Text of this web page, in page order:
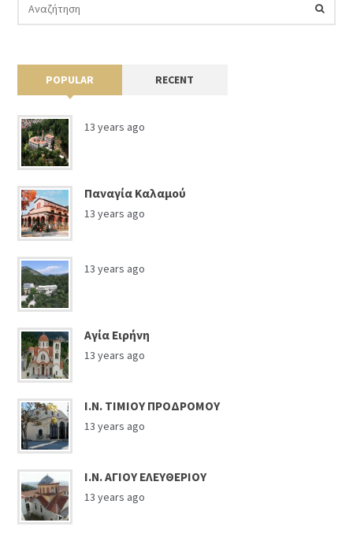
POPULAR RECENT
13 years ago
Παναγία Καλαμού
13 years ago
13 years ago
Αγία Ειρήνη
13 years ago
Ι.Ν. ΤΙΜΙΟΥ ΠΡΟΔΡΟΜΟΥ
13 years ago
Ι.Ν. ΑΓΙΟΥ ΕΛΕΥΘΕΡΙΟΥ
13 years ago